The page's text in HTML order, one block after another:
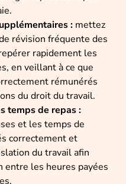
: mettez
révision fréquente des
rapidement les
en veillant à ce que
rémunérés
du droit du travail.
temps de repas :
et les temps de
correctement et
du travail afin
entre les heures payées